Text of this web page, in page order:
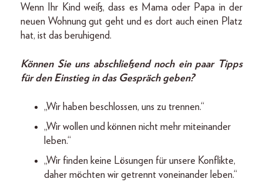
Wenn Ihr Kind weiß, dass es Mama oder Papa in der
neuen Wohnung gut geht und es dort auch einen Platz
hat, ist das beruhigend.
Können Sie uns abschließend noch ein paar Tipps
für den Einstieg in das Gespräch geben?
„Wir haben beschlossen, uns zu trennen.“
„Wir wollen und können nicht mehr miteinander
leben.“
„Wir finden keine Lösungen für unsere Konflikte,
daher möchten wir getrennt voneinander leben.“